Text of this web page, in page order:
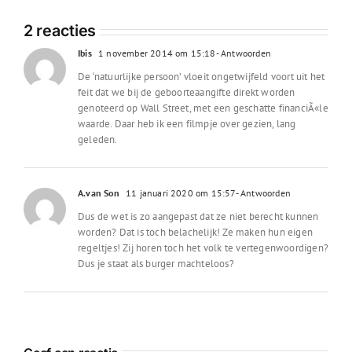
2 reacties
Ibis 1 november 2014 om 15:18- Antwoorden
De ‘natuurlijke persoon’ vloeit ongetwijfeld voort uit het
feit dat we bij de geboorteaangifte direkt worden
genoteerd op Wall Street, met een geschatte financiÃ«le
waarde. Daar heb ik een filmpje over gezien, lang
geleden.
A.van Son 11 januari 2020 om 15:57- Antwoorden
Dus de wet is zo aangepast dat ze niet berecht kunnen
worden? Dat is toch belachelijk! Ze maken hun eigen
regeltjes! Zij horen toch het volk te vertegenwoordigen?
Dus je staat als burger machteloos?